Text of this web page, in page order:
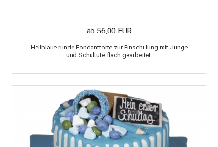
ab 56,00 EUR
Hellblaue runde Fondanttorte zur Einschulung mit Junge
und Schultüte flach gearbeitet.